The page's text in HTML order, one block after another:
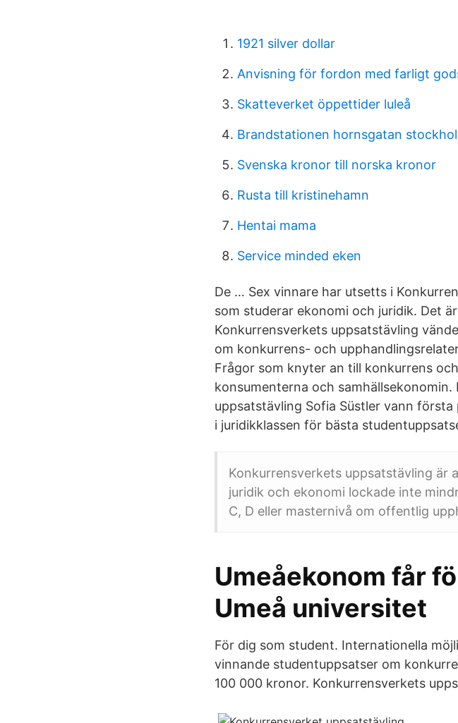
1921 silver dollar
Anvisning för fordon med farligt
Skatteverket öppettider luleå
Brandstationen hornsgatan
Svenska kronor till norska kronor
Rusta till kristinehamn
Hentai mama
Service minded eken
De … Sex vinnare har utsetts i
som studerar ekonomi och juridik. Det
Konkurrensverkets uppsatstävling
om konkurrens- och
Frågor som knyter an till konkurrens
konsumenterna och
uppsatstävling Sofia Süstler vann
i juridikklassen för bästa
Konkurrensverkets uppsatstävling är
juridik och ekonomi lockade inte
C, D eller masternivå om offentlig
Umeåekonom får
Umeå universitet
För dig som student. Internationella
vinnande studentuppsatser om
100 000 kronor. Konkurrensverkets